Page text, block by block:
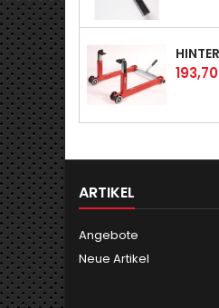
Preis
ARTIKEL
Angebote
Neue Artikel